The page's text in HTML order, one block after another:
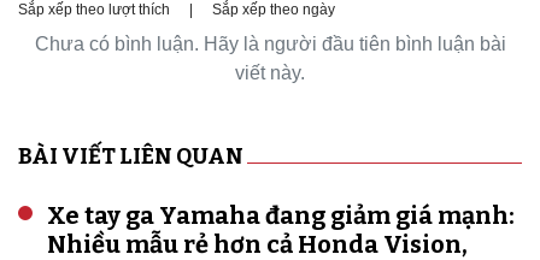
Sắp xếp theo lượt thích | Sắp xếp theo ngày
Chưa có bình luận. Hãy là người đầu tiên bình luận bài
viết này.
BÀI VIẾT LIÊN QUAN
Xe tay ga Yamaha đang giảm giá mạnh:
Nhiều mẫu rẻ hơn cả Honda Vision,